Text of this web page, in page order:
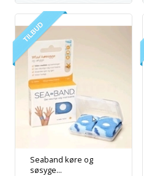
Seaband køre og
søsyge...